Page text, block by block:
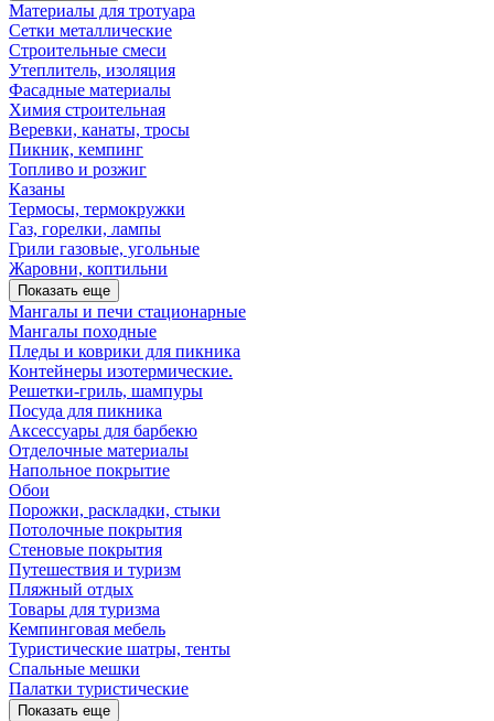
Материалы для тротуара
Сетки металлические
Строительные смеси
Утеплитель, изоляция
Фасадные материалы
Химия строительная
Веревки, канаты, тросы
Пикник, кемпинг
Топливо и розжиг
Казаны
Термосы, термокружки
Газ, горелки, лампы
Грили газовые, угольные
Жаровни, коптильни
Показать еще
Мангалы и печи стационарные
Мангалы походные
Пледы и коврики для пикника
Контейнеры изотермические.
Решетки-гриль, шампуры
Посуда для пикника
Аксессуары для барбекю
Отделочные материалы
Напольное покрытие
Обои
Порожки, раскладки, стыки
Потолочные покрытия
Стеновые покрытия
Путешествия и туризм
Пляжный отдых
Товары для туризма
Кемпинговая мебель
Туристические шатры, тенты
Спальные мешки
Палатки туристические
Показать еще